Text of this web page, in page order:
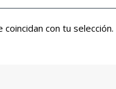
con tu selección.